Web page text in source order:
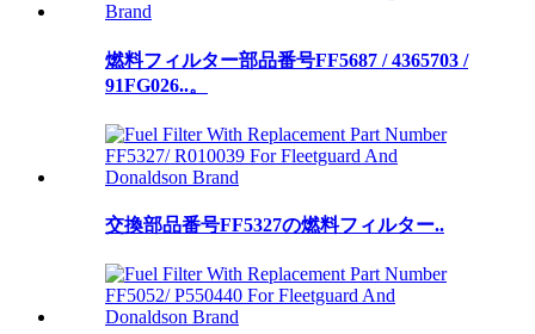
燃料フィルター部品番号FF5687 / 4365703 /
91FG026..。
交換部品番号FF5327の燃料フィルター..